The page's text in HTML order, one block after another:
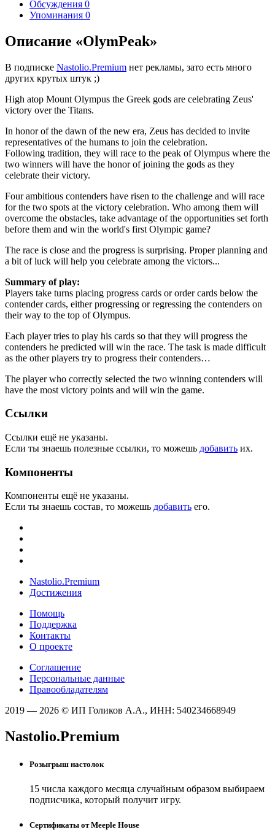
Обсуждения 0
Упоминания 0
Описание «OlymPeak»
В подписке Nastolio.Premium нет рекламы, зато есть много
других крутых штук ;)
High atop Mount Olympus the Greek gods are celebrating Zeus'
victory over the Titans.
In honor of the dawn of the new era, Zeus has decided to invite
representatives of the humans to join the celebration.
Following tradition, they will race to the peak of Olympus where the
two winners will have the honor of joining the gods as they
celebrate their victory.
Four ambitious contenders have risen to the challenge and will race
for the two spots at the victory celebration. Who among them will
overcome the obstacles, take advantage of the opportunities set forth
before them and win the world's first Olympic game?
The race is close and the progress is surprising. Proper planning and
a bit of luck will help you celebrate among the victors...
Summary of play:
Players take turns placing progress cards or order cards below the
contender cards, either progressing or regressing the contenders on
their way to the top of Olympus.
Each player tries to play his cards so that they will progress the
contenders he predicted will win the race. The task is made difficult
as the other players try to progress their contenders…
The player who correctly selected the two winning contenders will
have the most victory points and will win the game.
Ссылки
Ссылки ещё не указаны.
Если ты знаешь полезные ссылки, то можешь добавить их.
Компоненты
Компоненты ещё не указаны.
Если ты знаешь состав, то можешь добавить его.
Nastolio.Premium
Достижения
Помощь
Поддержка
Контакты
О проекте
Соглашение
Персональные данные
Правообладателям
2019 — 2026 © ИП Голиков А.А., ИНН: 540234668949
Nastolio.Premium
Розыгрыш настолок
15 числа каждого месяца случайным образом выбираем
подписчика, который получит игру.
Сертификаты от Meeple House